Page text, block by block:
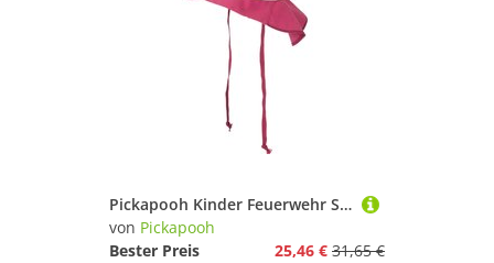
Pickapooh Kinder Feuerwehr Strick Hut
von Pickapooh
Bester Preis
25,46 € 31,65 €